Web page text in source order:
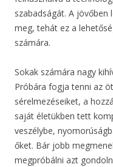
szabadságát. A jövőben
meg, tehát ez a
számára.
Sokak számára nagy
Próbára fogja tenni az
sérelmezéseiket, a
saját életükben tett
veszélybe,
őket. Bár jobb
megpróbálni azt